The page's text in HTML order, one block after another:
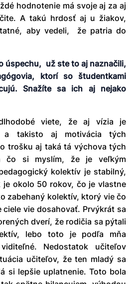
hodnotenie má svoje aj za aj
A takú hrdosť aj u žiakov,
aby vedeli, že patria do
úspechu, už ste to aj naznačili,
ktorí so študentkami
Snažíte sa ich aj nejako
viete, že aj vízia je
a takisto aj motivácia tých
trošku aj taká tá výchova tých
čo si myslím, že je veľkým
kolektív je stabilný,
je okolo 50 rokov, čo je vlastne
zabehaný kolektív, ktorý vie čo
ciele vie dosahovať. Prvýkrát sa
dverí, že rodičia sa pýtali
lebo toto je podľa mňa
Nedostatok učiteľov
učiteľov, že ten mladý sa
si lepšie uplatnenie. Toto bola